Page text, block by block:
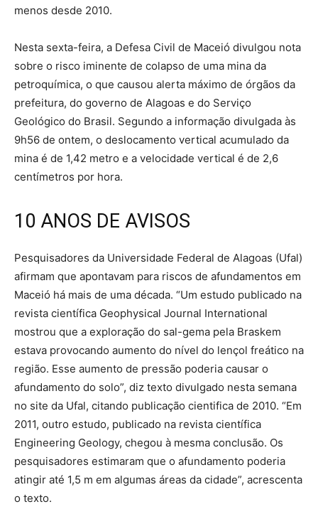
menos desde 2010.
Nesta sexta-feira, a Defesa Civil de Maceió divulgou nota
sobre o risco iminente de colapso de uma mina da
petroquímica, o que causou alerta máximo de órgãos da
prefeitura, do governo de Alagoas e do Serviço
Geológico do Brasil. Segundo a informação divulgada às
9h56 de ontem, o deslocamento vertical acumulado da
mina é de 1,42 metro e a velocidade vertical é de 2,6
centímetros por hora.
10 ANOS DE AVISOS
Pesquisadores da Universidade Federal de Alagoas (Ufal)
afirmam que apontavam para riscos de afundamentos em
Maceió há mais de uma década. “Um estudo publicado na
revista científica Geophysical Journal International
mostrou que a exploração do sal-gema pela Braskem
estava provocando aumento do nível do lençol freático na
região. Esse aumento de pressão poderia causar o
afundamento do solo”, diz texto divulgado nesta semana
no site da Ufal, citando publicação cientifica de 2010. “Em
2011, outro estudo, publicado na revista científica
Engineering Geology, chegou à mesma conclusão. Os
pesquisadores estimaram que o afundamento poderia
atingir até 1,5 m em algumas áreas da cidade”, acrescenta
o texto.